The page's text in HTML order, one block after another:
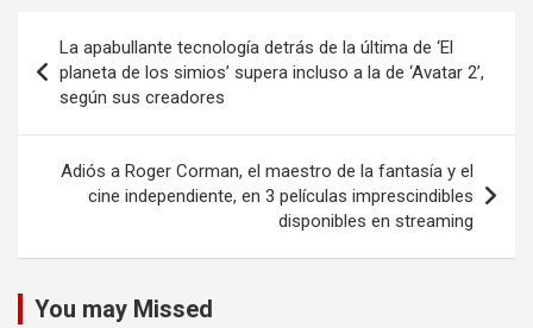
de
entradas
La apabullante tecnología detrás de la última de ‘El
planeta de los simios’ supera incluso a la de ‘Avatar 2’,
según sus creadores
Adiós a Roger Corman, el maestro de la fantasía y el
cine independiente, en 3 películas imprescindibles
disponibles en streaming
You may Missed